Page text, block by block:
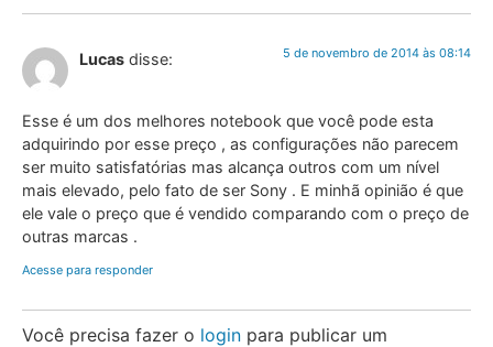
Lucas disse: 5 de novembro de 2014 às 08:14
Esse é um dos melhores notebook que você pode esta
adquirindo por esse preço , as configurações não parecem
ser muito satisfatórias mas alcança outros com um nível
mais elevado, pelo fato de ser Sony . E minhã opinião é que
ele vale o preço que é vendido comparando com o preço de
outras marcas .
Acesse para responder
Você precisa fazer o login para publicar um